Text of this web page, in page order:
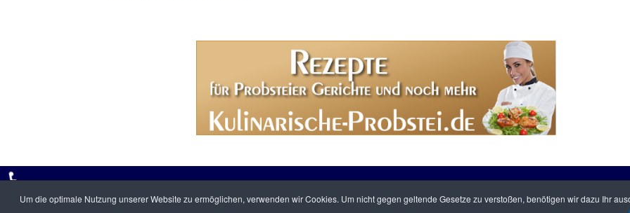
Um die optimale Nutzung unserer Website zu ermöglichen, verwenden wir Cookies. Um nicht gegen geltende Gesetze zu verstoßen, benötigen wir dazu Ihr